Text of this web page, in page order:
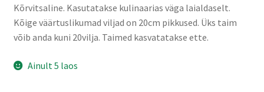
Kõrvitsaline. Kasutatakse kulinaarias väga laialdaselt.
Kõige väärtuslikumad viljad on 20cm pikkused. Üks taim
võib anda kuni 20vilja. Taimed kasvatatakse ette.
Ainult 5 laos